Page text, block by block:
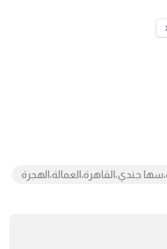
جندي،القاهرة،العمالة،الهجرة